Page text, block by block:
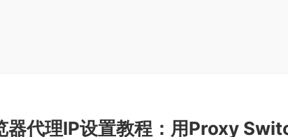
器代理IP设置教程：用Proxy